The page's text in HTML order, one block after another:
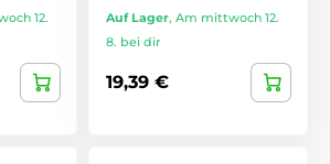
12.
Auf Lager, Am mittwoch 12.
8. bei dir
19,39 €